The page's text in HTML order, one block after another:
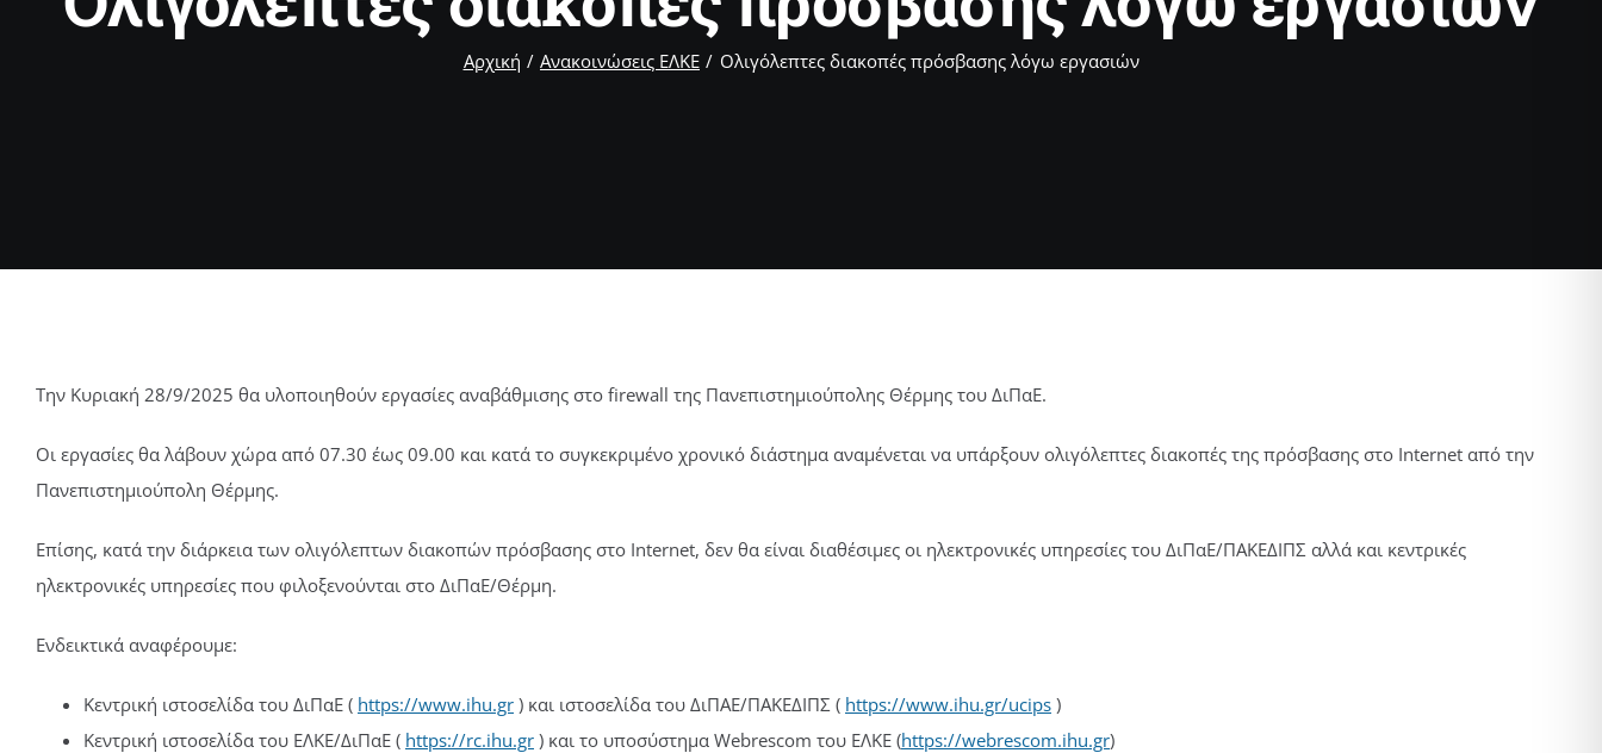
Αρχική Ανακοινώσεις ΕΛΚΕ Ολιγόλεπτες διακοπές πρόσβασης λόγω εργασιών
Την Κυριακή 28/9/2025 θα υλοποιηθούν εργασίες αναβάθμισης στο firewall της Πανεπιστημιούπολης Θέρμης του ΔιΠαΕ.
Οι εργασίες θα λάβουν χώρα από 07.30 έως 09.00 και κατά το συγκεκριμένο χρονικό διάστημα αναμένεται να υπάρξουν ολιγόλεπτες διακοπές της πρόσβασης στο Internet από την
Πανεπιστημιούπολη Θέρμης.
Επίσης, κατά την διάρκεια των ολιγόλεπτων διακοπών πρόσβασης στο Internet, δεν θα είναι διαθέσιμες οι ηλεκτρονικές υπηρεσίες του ΔιΠαΕ/ΠΑΚΕΔΙΠΣ αλλά και κεντρικές
ηλεκτρονικές υπηρεσίες που φιλοξενούνται στο ΔιΠαΕ/Θέρμη.
Ενδεικτικά αναφέρουμε:
Κεντρική ιστοσελίδα του ΔιΠαΕ ( https://www.ihu.gr ) και ιστοσελίδα του ΔιΠΑΕ/ΠΑΚΕΔΙΠΣ ( https://www.ihu.gr/ucips )
Κεντρική ιστοσελίδα του ΕΛΚΕ/ΔιΠαΕ ( https://rc.ihu.gr ) και το υποσύστημα Webrescom του ΕΛΚΕ (https://webrescom.ihu.gr)